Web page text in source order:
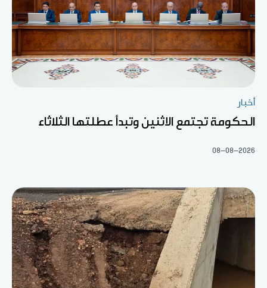
أخبار
الحكومة تجتمع الاثنين وتبدأ عطلتها الثلاثاء
08-08-2026